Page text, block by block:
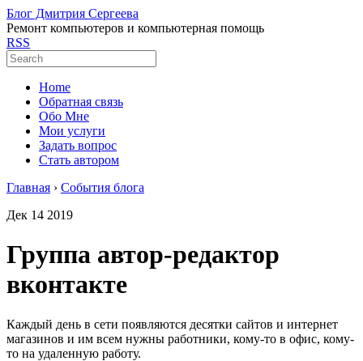
Блог Дмитрия Сергеева
Ремонт компьютеров и компьютерная помощь
RSS
Home
Обратная связь
Обо Мне
Мои услуги
Задать вопрос
Стать автором
Главная › События блога
Дек 14 2019
Группа автор-редактор
вконтакте
Каждый день в сети появляются десятки сайтов и интернет
магазинов и им всем нужны работники, кому-то в офис, кому-
то на удаленную работу.